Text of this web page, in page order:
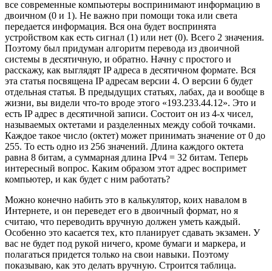
все современные компьютеры воспринимают информацию в
двоичном (0 и 1). Не важно при помощи тока или света
передается информация. Вся она будет воспринята
устройством как есть сигнал (1) или нет (0). Всего 2 значения.
Поэтому был придуман алгоритм перевода из двоичной
системы в десятичную, и обратно. Начну с простого и
расскажу, как выглядят IP адреса в десятичном формате. Вся
эта статья посвящена IP адресам версии 4. О версии 6 будет
отдельная статья. В предыдущих статьях, лабах, да и вообще в
жизни, вы видели что-то вроде этого «193.233.44.12». Это и
есть IP адрес в десятичной записи. Состоит он из 4-х чисел,
называемых октетами и разделенных между собой точками.
Каждое такое число (октет) может принимать значение от 0 до
255. То есть одно из 256 значений. Длина каждого октета
равна 8 битам, а суммарная длина IPv4 = 32 битам. Теперь
интересный вопрос. Каким образом этот адрес воспримет
компьютер, и как будет с ним работать?
Можно конечно набить это в калькулятор, коих навалом в
Интернете, и он переведет его в двоичный формат, но я
считаю, что переводить вручную должен уметь каждый.
Особенно это касается тех, кто планирует сдавать экзамен. У
вас не будет под рукой ничего, кроме бумаги и маркера, и
полагаться придется только на свои навыки. Поэтому
показываю, как это делать вручную. Строится таблица.